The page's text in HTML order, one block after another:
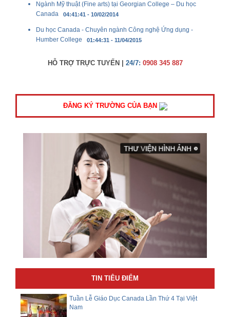
Ngành Mỹ thuật (Fine arts) tại Georgian College – Du học
Canada 04:41:41 - 10/02/2014
Du học Canada - Chuyên ngành Công nghệ Ứng dụng -
Humber College 01:44:31 - 11/04/2015
HỖ TRỢ TRỰC TUYẾN | 24/7: 0908 345 887
ĐĂNG KÝ TRƯỜNG CỦA BẠN
TIN TIÊU ĐIỂM
Tuần Lễ Giáo Dục Canada Lần Thứ 4 Tại Việt
Nam